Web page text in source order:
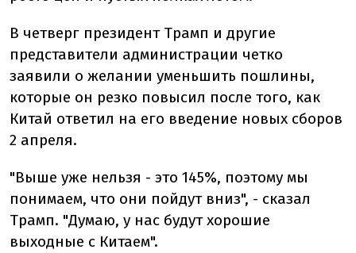
В четверг президент Трамп и другие
представители администрации четко
заявили о желании уменьшить пошлины,
которые он резко повысил после того, как
Китай ответил на его введение новых сборов
2 апреля.
"Выше уже нельзя - это 145%, поэтому мы
понимаем, что они пойдут вниз", - сказал
Трамп. "Думаю, у нас будут хорошие
выходные с Китаем".